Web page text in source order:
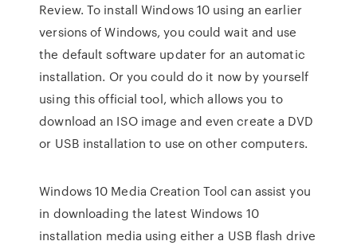
Review. To install Windows 10 using an earlier
versions of Windows, you could wait and use
the default software updater for an automatic
installation. Or you could do it now by yourself
using this official tool, which allows you to
download an ISO image and even create a DVD
or USB installation to use on other computers.
Windows 10 Media Creation Tool can assist you
in downloading the latest Windows 10
installation media using either a USB flash drive